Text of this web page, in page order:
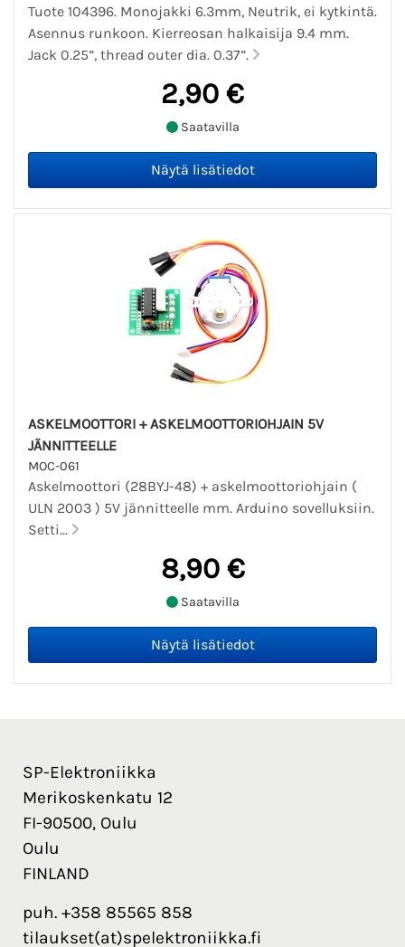
Tuote 104396. Monojakki 6.3mm, Neutrik, ei kytkintä.
Asennus runkoon. Kierreosan halkaisija 9.4 mm.
Jack 0.25”, thread outer dia. 0.37”.
2,90 €
Saatavilla
ASKELMOOTTORI + ASKELMOOTTORIOHJAIN 5V
JÄNNITTEELLE
MOC-061
Askelmoottori (28BYJ-48) + askelmoottoriohjain (
ULN 2003 ) 5V jännitteelle mm. Arduino sovelluksiin.
Setti...
8,90 €
Saatavilla
SP-Elektroniikka
Merikoskenkatu 12
FI-90500, Oulu
Oulu
FINLAND
puh. +358 85565 858
tilaukset(at)spelektroniikka.fi